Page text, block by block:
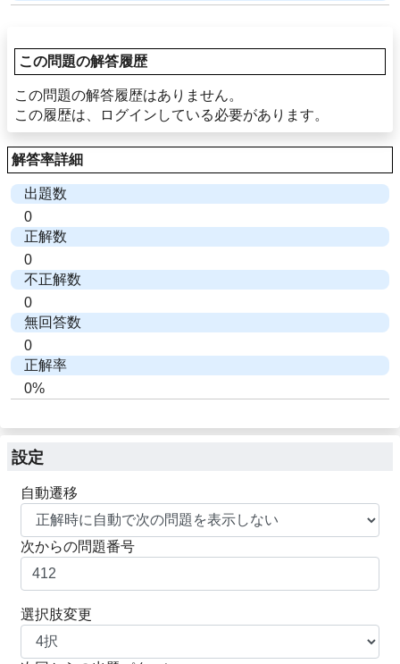
この問題の解答履歴
この問題の解答履歴はありません。
この履歴は、ログインしている必要があります。
解答率詳細
出題数
0
正解数
0
不正解数
0
無回答数
0
正解率
0%
設定
自動遷移
次からの問題番号
選択肢変更